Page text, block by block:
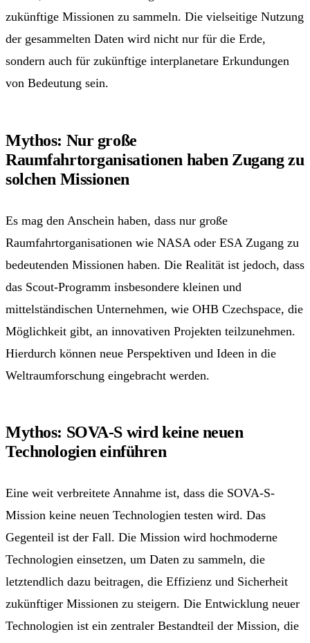
zukünftige Missionen zu sammeln. Die vielseitige Nutzung
der gesammelten Daten wird nicht nur für die Erde,
sondern auch für zukünftige interplanetare Erkundungen
von Bedeutung sein.
Mythos: Nur große
Raumfahrtorganisationen haben Zugang zu
solchen Missionen
Es mag den Anschein haben, dass nur große
Raumfahrtorganisationen wie NASA oder ESA Zugang zu
bedeutenden Missionen haben. Die Realität ist jedoch, dass
das Scout-Programm insbesondere kleinen und
mittelständischen Unternehmen, wie OHB Czechspace, die
Möglichkeit gibt, an innovativen Projekten teilzunehmen.
Hierdurch können neue Perspektiven und Ideen in die
Weltraumforschung eingebracht werden.
Mythos: SOVA-S wird keine neuen
Technologien einführen
Eine weit verbreitete Annahme ist, dass die SOVA-S-
Mission keine neuen Technologien testen wird. Das
Gegenteil ist der Fall. Die Mission wird hochmoderne
Technologien einsetzen, um Daten zu sammeln, die
letztendlich dazu beitragen, die Effizienz und Sicherheit
zukünftiger Missionen zu steigern. Die Entwicklung neuer
Technologien ist ein zentraler Bestandteil der Mission, die